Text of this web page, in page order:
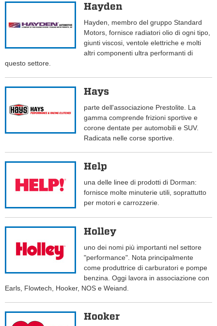
Hayden
Hayden, membro del gruppo Standard
Motors, fornisce radiatori olio di ogni tipo,
giunti viscosi, ventole elettriche e molti
altri componenti ultra performanti di
questo settore.
Hays
parte dell'associazione Prestolite. La
gamma comprende frizioni sportive e
corone dentate per automobili e SUV.
Radicata nelle corse sportive.
Help
una delle linee di prodotti di Dorman:
fornisce molte minuterie utili, soprattutto
per motori e carrozzerie.
Holley
uno dei nomi più importanti nel settore
"performance". Nota principalmente
come produttrice di carburatori e pompe
benzina. Oggi lavora in associazione con
Earls, Flowtech, Hooker, NOS e Weiand.
Hooker